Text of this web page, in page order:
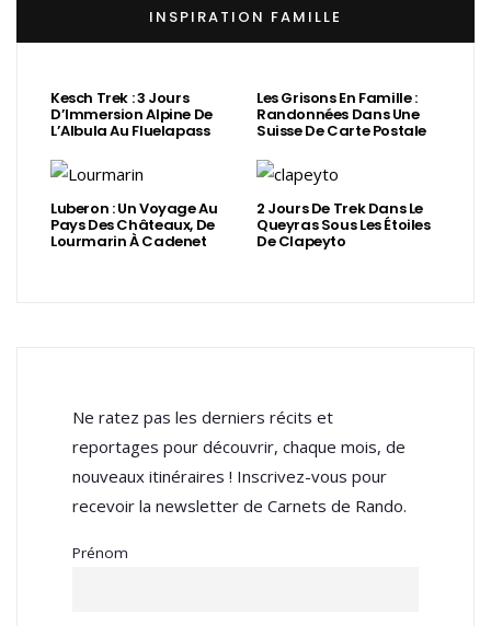
INSPIRATION FAMILLE
Kesch Trek : 3 Jours
D’Immersion Alpine De
L’Albula Au Fluelapass
Les Grisons En Famille :
Randonnées Dans Une
Suisse De Carte Postale
Luberon : Un Voyage Au
Pays Des Châteaux, De
Lourmarin À Cadenet
2 Jours De Trek Dans Le
Queyras Sous Les Étoiles
De Clapeyto
Ne ratez pas les derniers récits et
reportages pour découvrir, chaque mois, de
nouveaux itinéraires ! Inscrivez-vous pour
recevoir la newsletter de Carnets de Rando.
Prénom